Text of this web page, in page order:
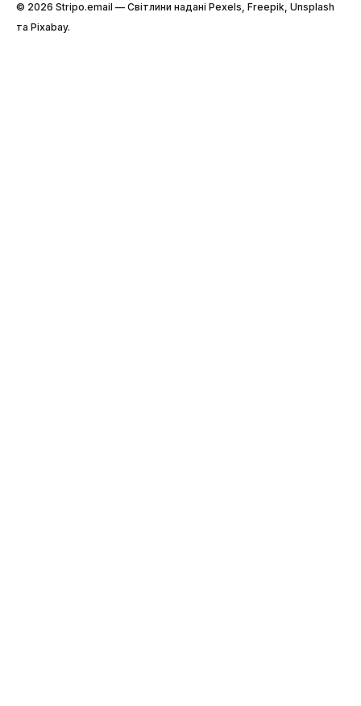
© 2026 Stripо.email — Світлини надані Pexels, Freepik, Unsplash
та Pixabay.